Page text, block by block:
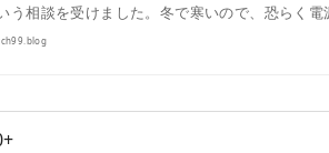
う相談を受けました。冬で寒いので、恐らく